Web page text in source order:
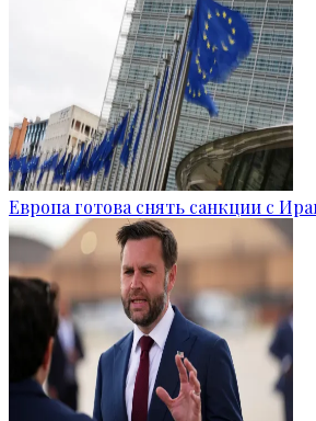
Европа готова снять санкции с